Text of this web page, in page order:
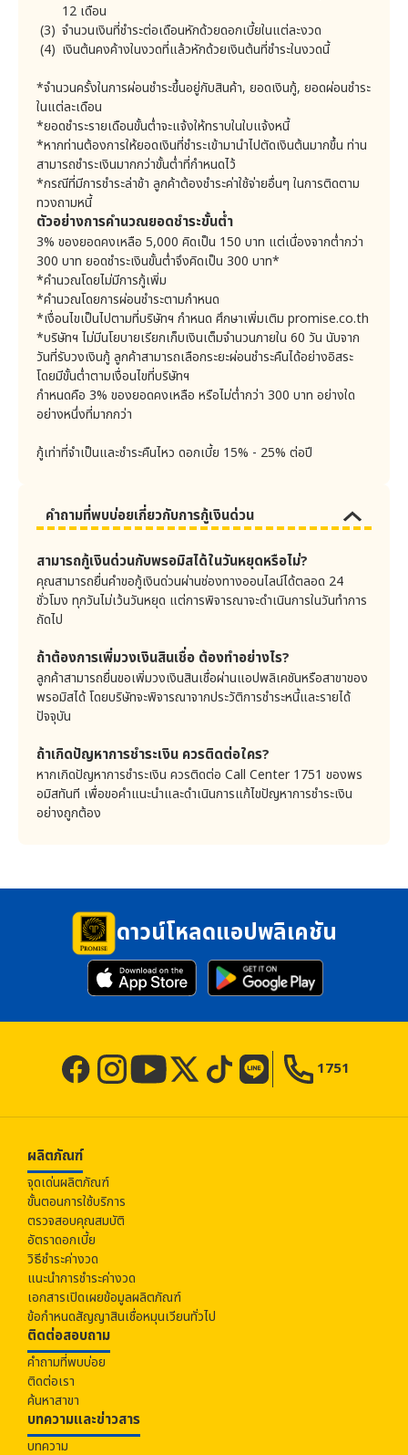
สิทธิปฏิเสธการให้ความยินยอมดังกล่าว ทั้งนี้ลูกค้าจะไม่
เรียกร้องค่าเสียหายหรือค่าทดแทนใดๆ จากบริษัทที่เกิดจาก
การกระทำของบริษัทข้างต้น
บริษัทอาจเปลี่ยนแปลงอัตราดอกเบี้ย ค่าธรรมเนียมในการ
ใช้วงเงิน ค่าใช้จ่ายต่างๆ และวิธีการคิดเงินต้น อัตรา
ดอกเบี้ย ค่าธรรมเนียมในการใช้วงเงิน และค่าใช้จ่ายต่างๆ
ซึ่งได้ระบุไว้ในข้อกำหนดเป็นอัตราและวิธีการตามที่บริษัทเห็น
สมควร การเปลี่ยนแปลงดังกล่าวให้ถือว่าเป็นส่วนหนึ่งของ
ข้อกำหนด
โดยบริษัทจะปิดประกาศเผยแพร่รายละเอียดอัตราดอกเบี้ย
ค่าปรับ ค่าบริการและค่าธรรมเนียมใดๆ และค่าใช้จ่ายตามที่
ได้จ่ายไปจริงและพอสมควรแก่เหตุ เมื่อบริษัทออกประกาศ
หรือเปลี่ยนแปลงประกาศไว้ ในที่เปิดเผย ณ สำนักงานทุก
แห่ง ตามเงื่อนไขที่กฎหมายกำหนดและบริษัทจะประกาศเผย
แพร่ประกาศไว้ในเว็บไซต์ของบริษัทก่อนวันที่ประกาศนั้นจะมี
ผลใช้บังคับ
บริษัทจะทำการแจ้งลูกค้าเกี่ยวกับการเปลี่ยนแปลงอัตรา
ดอกเบี้ย ค่าธรรมเนียมในการใช้วงเงิน และค่าใช้จ่ายต่างๆ ที่
ทำให้ลูกค้าเสียประโยชน์ โดยการบอกกล่าวลูกค้าเป็นหนังสือ
ไม่น้อยกว่า 30 วัน ก่อนมีการเปลี่ยนแปลง อย่างไรก็ดีใน
กรณีเร่งด่วนบริษัทจะแจ้งการเปลี่ยนแปลงโดยการประกาศ
บอกกล่าวเป็นหนังสือให้แก่ลูกค้าในกรณีที่มีการเพิ่มอัตรา
จ่ายตามที่ได้จ่ายไปจริงและพอสมควรแก่เหตุ ตามข้อ 7.2
ถึง 7.4 รวมทั้งเงื่อนไขที่เกี่ยวเนื่องกับค่าใช้จ่ายซึ่งทำให้
กล่าว เมื่อบริษัทได้ทำการแจ้งเรื่องการเปลี่ยนแปลงอัตรา
ค่าใช้จ่ายต่างๆ ตามที่ได้จ่ายไปจริงและพอสมควรแก่เหตุดัง
กล่าว โดยการบอกกล่าวล่วงหน้าแก่ลูกค้าเป็นหนังสือไม่น้อย
เวลาใดๆ ที่กฎหมายอาจกำหนดเปลี่ยนแปลง รวมทั้ง บริษัท
ได้ประกาศเผยแพร่ประกาศการเปลี่ยนแปลงดังกล่าวไว้ในที่
เปิดเผย ณ สำนักงานทุกแห่ง และในเว็บไซต์ของบริษัทเพื่อ
ให้ลูกค้าทราบล่วงหน้าไม่น้อยกว่า 30 วัน หรือระยะเวลาใดๆ
ในกรณีที่บริษัทผ่อนผันการชำระหนี้หรือการปฏิบัติตามข้อ
กำหนดให้แก่ลูกค้า ไม่ถือว่าเป็นการสละสิทธิหรือเสียสิทธิ
อย่างใดๆ ของลูกค้าภายใต้สัญญาฉบับนี้
หรือส่วนใดส่วนหนึ่งของสัญญาฉบับนี้กลายเป็นข้อความที่
เป็นโมฆะ ขัดกับกฎหมาย ไม่ชอบด้วยกฎหมาย ไม่สมบูรณ์
หรือใช้บังคับมิได้ในประการใดๆ ตามกฎหมาย ให้ส่วนอื่นๆ
ของสัญญาฉบับนี้ยังคงมีผลสมบูรณ์ และใช้บังคับได้ตาม
กฎหมายและไม่เสื่อมเสียไปเพราะความเป็นโมฆะ ไม่ชอบด้วย
กฎหมาย ไม่สมบูรณ์ หรือใช้บังคับมิได้ของข้อความดังกล่าว
กฎหมายไทย
บริษัทจะเก็บรวบรวมข้อมูลส่วนบุคคลทั้งหมดของลูกค้าที่ให้
ทำธุรกรรม ไปใช้ตามวัตถุประสงค์ที่บริษัทแจ้งไว้เท่านั้น โดย
จะเก็บเป็นเวลา 15 ปี นับจากวันสิ้นสุดสัญญา สำหรับ Voice
log / IP Address จะทำการจัดเก็บเป็นระยะเวลา 6 เดือน
และ Cookies จะทำการจัดเก็บเป็นเวลา 3 เดือน
บริษัทจะใช้ข้อมูลส่วนบุคคลของลูกค้า ภายในขอบเขต
วัตถุประสงค์ดังต่อไปนี้
เพื่อใช้พิจารณาการสมัครสินเชื่อ, การใช้บริการอย่าง
ต่อเนื่อง เป็นต้น
เพื่อใช้ยืนยันตัวตนตามพระราชบัญญัติป้องกันและ
ปราบปรามการฟอกเงิน หรือใช้ตรวจสอบคุณสมบัติ
ฯลฯ ในการใช้งานผลิตภัณฑ์หรือการบริการทางการเงิน
เพื่อส่งมอบข้อมูลแก่บุคคลที่สามภายในขอบเขตที่
8. กิจกรรมทางการตลาดและการส่งเสริมการตลาด
บริษัทจะส่งข้อมูลเกี่ยวกับกิจกรรมทางการตลาด และการส่ง
เสริมการตลาด ที่เกี่ยวกับการให้บริการของบริษัทที่คิดว่าลูกค้า
หากลูกค้ารับข้อมูลข่าวสารดังกล่าวจากบริษัท โดยลูกค้ามีสิทธิ
ในการถอนความตกลงและปฎิเสธไม่รับข้อมูลดังกล่าวจาก
บริษัทได้ทุกเมื่อ โดยดำเนินการตามขั้นตอนดังนี้
1) เมื่อบริษัทโทรศัพท์หาลูกค้าเพื่อแจ้งข้อมูลเกี่ยวกับ
กิจกรรมทางการตลาดและการส่งเสริมการตลาด ท่าน
สามารถแจ้งพนักงานได้ว่าไม่ต้องการรับข้อมูลดังกล่าว
2) โทรศัพท์ไปยังคอลเซ็นเตอร์ (1751) และแจ้งพนักงาน
ว่าไม่ต้องการรับข้อมูลเกี่ยวกับกิจกรรมทางการตลาด และ
การส่งเสริมการตลาด
9. คำจำกัดความของคุกกี้
คุกกี้ คือข้อความที่ถูกบันทึกในคอมพิวเตอร์ของลูกค้าเพื่อจัด
เก็บรายละเอียดข้อมูล log การใช้งานเว็บไซต์ของท่านหรือ
พฤติกรรมการเยี่ยมชมเว็บไซต์ของท่าน ซึ่งรวมถึง ประวัติการ
ใช้งานและข้อมูลที่ท่านกรอก ฯ ระหว่างการใช้งานเว็บไซต์บน
อินเทอร์เน็ต โดยถูกบันทึกเป็นไฟล์ลงในคอมพิวเตอร์ของ
ลูกค้าเมื่อเข้าเว็บไซต์ หากลูกค้าเข้าเว็บไซต์เดิมในครั้งถัดไป
ท่านไม่จำเป็นต้องกรอกข้อมูลเดิมทุกครั้งเวลา Sign in และยัง
สามารถเปลี่ยนการแสดงผลสำหรับลูกค้าแต่ละท่านได้
เนื่องจากใช้การอ้างอิงจากข้อมูลคุกกี้ที่ผู้ควบคุมเว็บไซต์บันทึก
ลงในคอมพิวเตอร์ของท่าน และหากลูกค้าตกลงให้อนุญาตรับ
ส่งคุกกี้ เว็บไซต์จะสามารถรับคุกกี้จากเบราว์เซอร์ของลูกค้าได้
บริษัทจะจัดเก็บข้อมูลการเข้าเยี่ยมชมเว็บไซต์จากผู้เข้าเยี่ยมชม
ทุกรายผ่านคุกกี้หรือเทคโนโลยีที่ใกล้เคียง และบริษัทจะใช้ คุกกี้
การใช้งานบริการของบริษัททางอินเทอร์เน็ต โดยการใช้ประเภท
อื่นของบริษัทมีดังนี้
ของบริษัทได้อย่างต่อเนื่อง
2) บุคคลที่สามที่บริษัทว่าจ้างให้เผยแพร่โฆษณาทำการเก็บ
คุกกี้จากเว็บไซต์บริษัท เพื่อปรับปรุงการเผยแพร่โฆษณาให้
เหมาะกับลูกค้ามากที่สุด
บริษัทใช้คุกกี้ดังต่อไปนี้ สำหรับเว็บไซต์ของบริษัท
1) Functionality ที่ใช้ในการจดจำสิ่งที่ลูกค้าเลือกเป็น
Preferences เช่น ภาษาที่ใช้ เป็นต้น
ตรงกับความสนใจของลูกค้า
12. การจัดการคุกกี้
ลูกค้าสามารถบล็อกการทำงานของคุกกี้ โดยการกำหนดค่าใน
เบราว์เซอร์ของท่านได้ ซึ่งท่านอาจปฏิเสธการติดตั้งค่าคุกกี้
ทั้งหมดหรือบางประเภทก็ได้ แต่พึงตระหนักว่าหากท่านตั้งค่า
การตั้งค่ามิให้เบราว์เซอร์ของลูกค้าตกลงรับคุกกี้ของบริษัท มี
<ขั้นตอนการตั้งค่า>
1) Google Chrome
https://support.google.com/chrome/answer/95647?
hl=th
https://support.apple.com/th-
3) Microsoft Edge
https://support.microsoft.com/th-th/windows/จัดการ
ใช้-168dab11-0753-043d-7c16-ede5947fc64d
นโยบายคุ้มครองข้อมูลส่วนบุคคลของบริษัท ใช้เฉพาะสำหรับ
การให้บริการของบริษัทและการใช้งานเว็บไซต์ของบริษัทเท่านั้น
นโยบายคุ้มครองข้อมูลส่วนบุคคลนี้ไม่ใช้กับเว็บไซต์อื่นนอก
เหนือจากเว็บไซต์ของบริษัทแม้ว่าจะเข้าสู่เว็บไซต์อื่นผ่านช่อง
ทางในเว็บไซต์ของบริษัทก็ตาม
ดังนั้น กรุณาศึกษานโยบายการคุ้มครองข้อมูลส่วนบุคคลใน
เว็บไซต์อื่นที่ไม่ใช่เว็บไซต์บริษัทเพื่อให้เข้าใจถึงวิธีการที่เว็บไซต์
ดังกล่าวอาจนำข้อมูลของท่านไปใช้ด้วย
14. การเปลี่ยนแปลงนโยบายคุ้มครองข้อมูลส่วนบุคคล
บริษัทจะทำการทบทวนและเปลี่ยนแปลงนโยบายคุ้มครองข้อมูล
ส่วนบุคคลนี้เป็นประจำเพื่อให้สอดคล้องกับกฏหมายและข้อ
บังคับที่เกี่ยวข้อง หรือกรณีที่เห็นว่าจำเป็นต่อการปฏิบัติงาน
หากมีการเปลี่ยนแปลงนโยบายคุ้มครองข้อมูลส่วนบุคคล บริษัท
จะแจ้งผ่านเว็บไซต์ของบริษัท
15. ช่องทางติดต่อสอบถามเกี่ยวกับข้อมูลส่วนบุคคล
1) ช่องทางติดต่อสอบถามภายในบริษัท
ผู้รับเรื่องดำเนินการข้อมูลส่วนบุคคล
12 เดือน
จำนวนเงินที่ชำระต่อเดือนหักด้วยดอกเบี้ยในแต่ละงวด
เงินต้นคงค้างในงวดที่แล้วหักด้วยเงินต้นที่ชำระในงวดนี้
*จำนวนครั้งในการผ่อนชำระขึ้นอยู่กับสินค้า, ยอดเงินกู้, ยอดผ่อนชำระ
ในแต่ละเดือน
*ยอดชำระรายเดือนขั้นต่ำจะแจ้งให้ทราบในใบแจ้งหนี้
*หากท่านต้องการให้ยอดเงินที่ชำระเข้ามานำไปตัดเงินต้นมากขึ้น ท่าน
สามารถชำระเงินมากกว่าขั้นต่ำที่กำหนดไว้
*กรณีที่มีการชำระล่าช้า ลูกค้าต้องชำระค่าใช้จ่ายอื่นๆ ในการติดตาม
ทวงถามหนี้
ตัวอย่างการคำนวณยอดชำระขั้นต่ำ
3% ของยอดคงเหลือ 5,000 คิดเป็น 150 บาท แต่เนื่องจากต่ำกว่า
300 บาท ยอดชำระเงินขั้นต่ำจึงคิดเป็น 300 บาท*
*คำนวณโดยไม่มีการกู้เพิ่ม
*คำนวณโดยการผ่อนชำระตามกำหนด
*เงื่อนไขเป็นไปตามที่บริษัทฯ กำหนด ศึกษาเพิ่มเติม promise.co.th
*บริษัทฯ ไม่มีนโยบายเรียกเก็บเงินเต็มจำนวนภายใน 60 วัน นับจาก
วันที่รับวงเงินกู้ ลูกค้าสามารถเลือกระยะผ่อนชำระคืนได้อย่างอิสระ
โดยมีขั้นต่ำตามเงื่อนไขที่บริษัทฯ
กำหนดคือ 3% ของยอดคงเหลือ หรือไม่ต่ำกว่า 300 บาท อย่างใด
อย่างหนึ่งที่มากกว่า
กู้เท่าที่จำเป็นและชำระคืนไหว ดอกเบี้ย 15% - 25% ต่อปี
คำถามที่พบบ่อยเกี่ยวกับการกู้เงินด่วน
สามารถกู้เงินด่วนกับพรอมิสได้ในวันหยุดหรือไม่?
คุณสามารถยื่นคำขอกู้เงินด่วนผ่านช่องทางออนไลน์ได้ตลอด 24
ชั่วโมง ทุกวันไม่เว้นวันหยุด แต่การพิจารณาจะดำเนินการในวันทำการ
ถัดไป
ถ้าต้องการเพิ่มวงเงินสินเชื่อ ต้องทำอย่างไร?
ลูกค้าสามารถยื่นขอเพิ่มวงเงินสินเชื่อผ่านแอปพลิเคชันหรือสาขาของ
พรอมิสได้ โดยบริษัทจะพิจารณาจากประวัติการชำระหนี้และรายได้
ปัจจุบัน
ถ้าเกิดปัญหาการชำระเงิน ควรติดต่อใคร?
หากเกิดปัญหาการชำระเงิน ควรติดต่อ Call Center 1751 ของพร
อมิสทันที เพื่อขอคำแนะนำและดำเนินการแก้ไขปัญหาการชำระเงิน
อย่างถูกต้อง
ดาวน์โหลดแอปพลิเคชัน
1751
ผลิตภัณฑ์
จุดเด่นผลิตภัณฑ์
ขั้นตอนการใช้บริการ
ตรวจสอบคุณสมบัติ
อัตราดอกเบี้ย
วิธีชำระค่างวด
แนะนำการชำระค่างวด
เอกสารเปิดเผยข้อมูลผลิตภัณฑ์
ข้อกำหนดสัญญาสินเชื่อหมุนเวียนทั่วไป
ติดต่อสอบถาม
คำถามที่พบบ่อย
ติดต่อเรา
ค้นหาสาขา
บทความและข่าวสาร
บทความ